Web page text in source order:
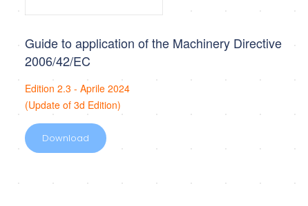
Guide to application of the Machinery Directive
2006/42/EC
Edition 2.3 - Aprile 2024
(Update of 3d Edition)
Download